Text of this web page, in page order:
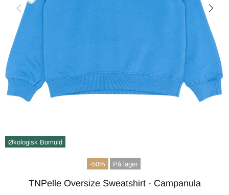
Økologisk Bomuld
-50% På lager
TNPelle Oversize Sweatshirt - Campanula